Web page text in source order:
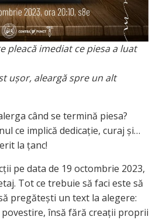
pleacă imediat ce piesa a luat
ușor, aleargă spre un alt
când se termină piesa?
ce implică dedicație, curaj și…
la țanc!
pe data de 19 octombrie 2023,
Tot ce trebuie să faci este să
pregătești un text la alegere:
însă fără creații proprii